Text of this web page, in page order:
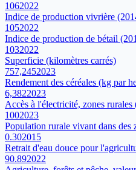
1062022
Indice de production vivrière
1052022
Indice de production de bétail
1032022
Superficie (kilomètres carrés)
757,2452023
Rendement des céréales (kg par
6,3822023
Accès à l'électricité, zones
1002023
Population rurale vivant dans des
0.302015
Retrait d'eau douce pour
90.892022